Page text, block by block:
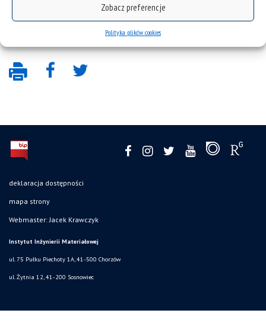
Zobacz preferencje
Polityka plików cookies
deklaracja dostępności
mapa strony
Webmaster: Jacek Krawczyk
Instytut Inżynierii Materiałowej
ul. 75 Pułku Piechoty 1A, 41-500 Chorzów
ul. Żytnia 12, 41-200 Sosnowiec